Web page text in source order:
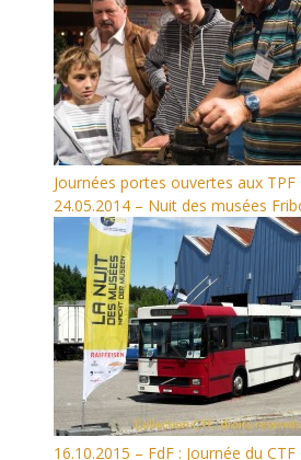
Journées portes ouvertes aux TPF
24.05.2014 – Nuit des musées
16.10.2015 – FdF : Journée du CTF